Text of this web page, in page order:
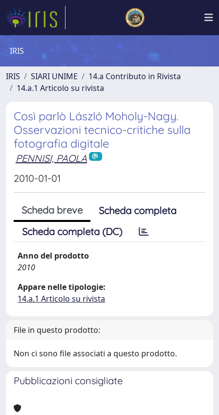
IRIS
IRIS SIARI UNIME
14.a Contributo in Rivista
14.a.1 Articolo su rivista
Così parlò László Moholy-Nagy.
Osservazioni tecnico-critiche sulla
fotografia digitale
PENNISI, PAOLA
2010-01-01
Scheda breve
Scheda completa
Scheda completa (DC)
Anno del prodotto
2010
Appare nelle tipologie:
14.a.1 Articolo su rivista
File in questo prodotto:
Non ci sono file associati a questo prodotto.
Pubblicazioni consigliate